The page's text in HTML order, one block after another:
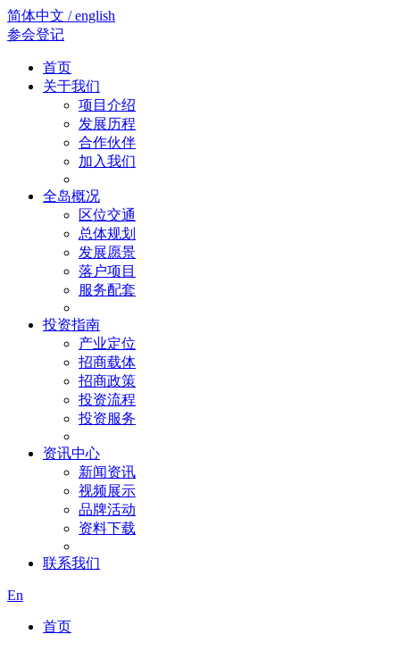
简体中文 / english
参会登记
首页
关于我们
项目介绍
发展历程
合作伙伴
加入我们
全岛概况
区位交通
总体规划
发展愿景
落户项目
服务配套
投资指南
产业定位
招商载体
招商政策
投资流程
投资服务
资讯中心
新闻资讯
视频展示
品牌活动
资料下载
联系我们
En
首页